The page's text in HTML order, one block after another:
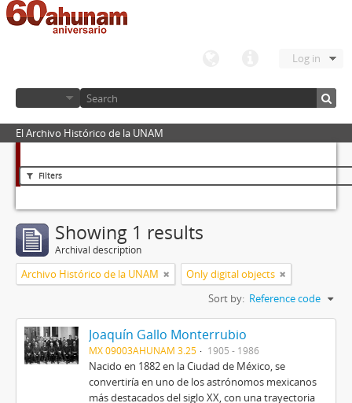
Log in
El Archivo Histórico de la UNAM
Filters
Showing 1 results
Archival description
Archivo Histórico de la UNAM
Only digital objects
Sort by: Reference code
Joaquín Gallo Monterrubio
MX 09003AHUNAM 3.25 1905 - 1986
Nacido en 1882 en la Ciudad de México, se
convertiría en uno de los astrónomos mexicanos
más destacados del siglo XX, con una trayectoria